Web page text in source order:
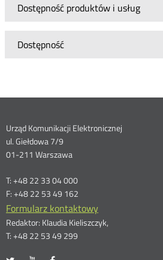
Dostępność produktów i usług
Dostępność
Dane
kontaktowe
Urząd Komunikacji Elektronicznej
ul. Giełdowa 7/9
01-211 Warszawa
T: +48 22 33 04 000
F: +48 22 53 49 162
Formularz kontaktowy
Redaktor: Klaudia Kieliszczyk,
T: +48 22 53 49 299